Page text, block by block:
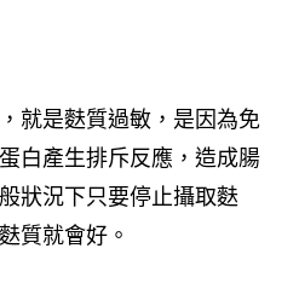
就是麩質過敏，是因為免
白產生排斥反應，造成腸
狀況下只要停止攝取麩
質就會好。